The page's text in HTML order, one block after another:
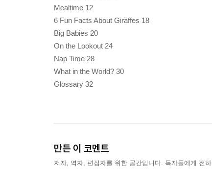
Mealtime 12
6 Fun Facts About Giraffes 18
Big Babies 20
On the Lookout 24
Nap Time 28
What in the World? 30
Glossary 32
만든 이 코멘트
저자, 역자, 편집자를 위한 공간입니다. 독자들에게 전